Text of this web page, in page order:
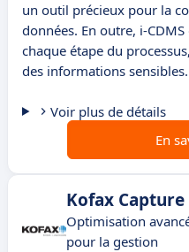
un outil précieux pour la
données. En outre, i-
chaque étape du
des informations sensibles.
Voir plus de détails
En
Kofax Capture
Optimisation
pour la gestion